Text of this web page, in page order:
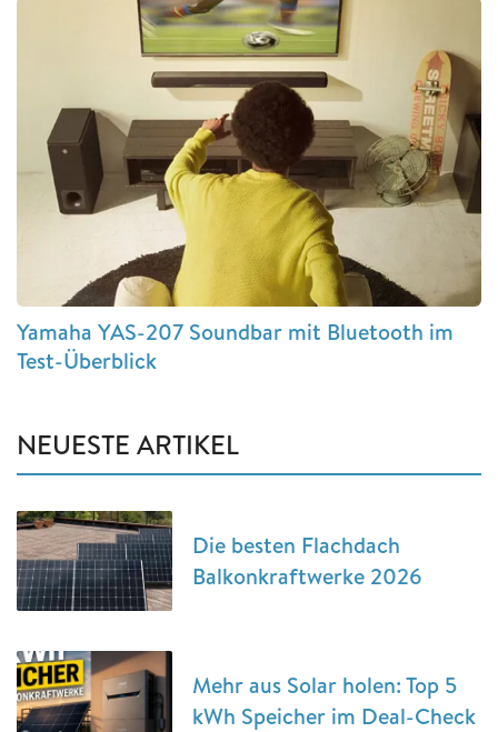
Yamaha YAS-207 Soundbar mit Bluetooth im
Test-Überblick
NEUESTE ARTIKEL
Die besten Flachdach
Balkonkraftwerke 2026
Mehr aus Solar holen: Top 5
kWh Speicher im Deal-Check